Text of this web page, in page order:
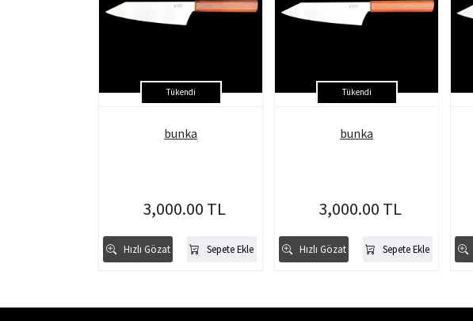
Tükendi
Hızlı Gözat Sepete Ekle
bunka
3,000.00 TL
Tükendi
Hızlı Gözat Sepete Ekle
bunka
3,000.00 TL